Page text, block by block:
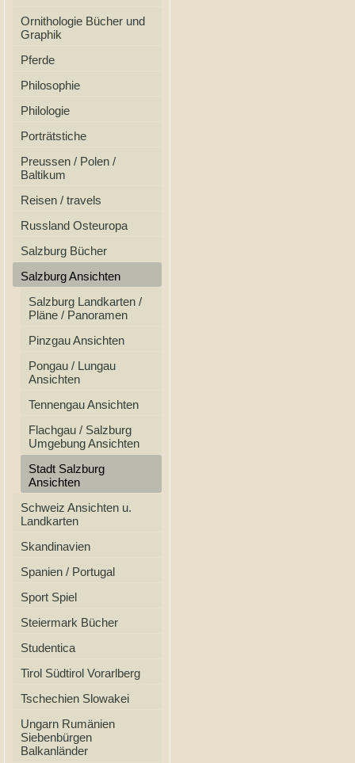
Ornithologie Bücher und
Graphik
Pferde
Philosophie
Philologie
Porträtstiche
Preussen / Polen /
Baltikum
Reisen / travels
Russland Osteuropa
Salzburg Bücher
Salzburg Ansichten
Salzburg Landkarten /
Pläne / Panoramen
Pinzgau Ansichten
Pongau / Lungau
Ansichten
Tennengau Ansichten
Flachgau / Salzburg
Umgebung Ansichten
Stadt Salzburg
Ansichten
Schweiz Ansichten u.
Landkarten
Skandinavien
Spanien / Portugal
Sport Spiel
Steiermark Bücher
Studentica
Tirol Südtirol Vorarlberg
Tschechien Slowakei
Ungarn Rumänien
Siebenbürgen
Balkanländer